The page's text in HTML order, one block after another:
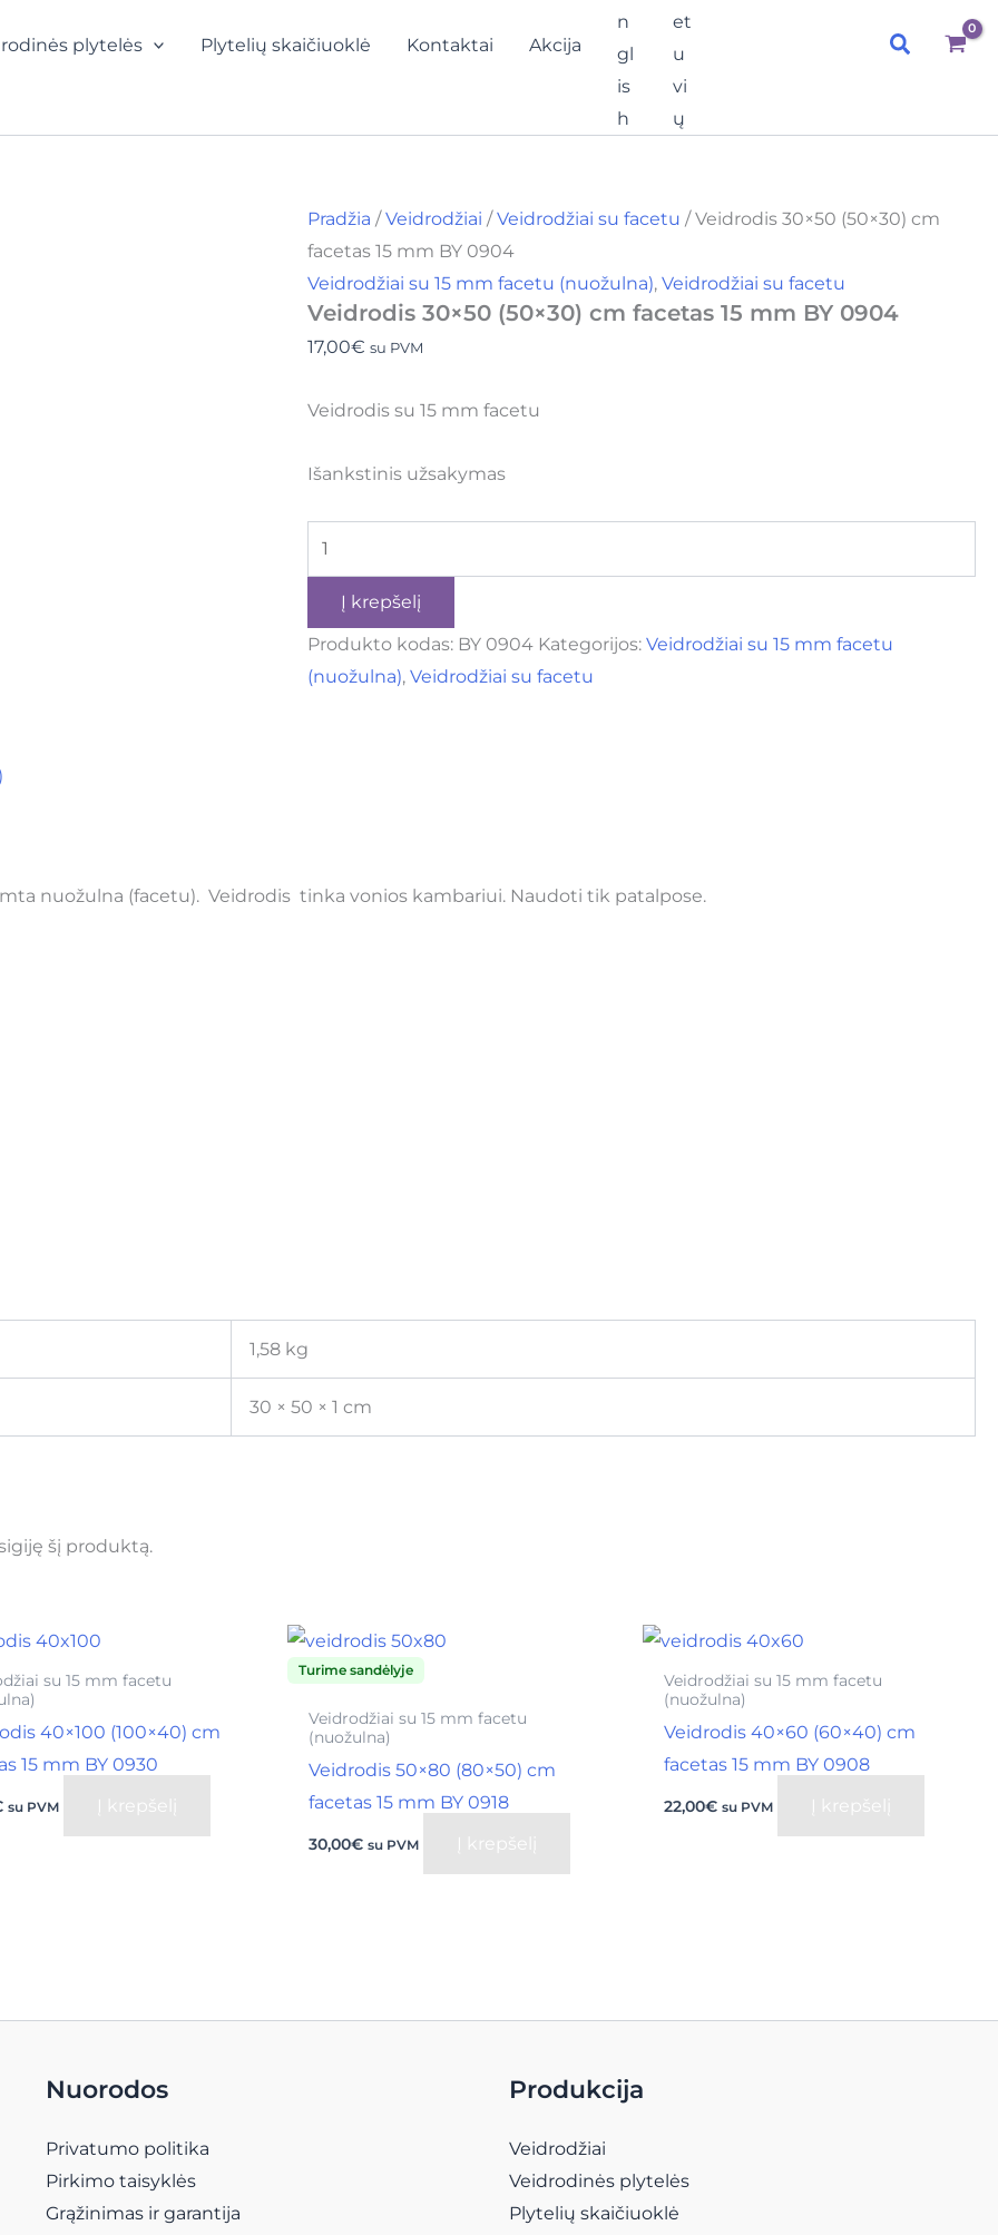
plytelės Plytelių skaičiuoklė Kontaktai Akcija Paieška
Pradžia /Veidrodžiai /Veidrodžiai su facetu / Veidrodis 30×50 (50×30) cm
facetas 15 mm BY 0904
Veidrodžiai su 15 mm facetu (nuožulna),Veidrodžiai su facetu
Veidrodis 30×50 (50×30) cm facetas 15 mm BY 0904
17,00€ su PVM
Veidrodis su 15 mm facetu
Išankstinis užsakymas
Į krepšelį
Produkto kodas: BY 0904 Kategorijos:Veidrodžiai su 15 mm facetu
(nuožulna),Veidrodžiai su facetu
nuožulna (facetu). Veidrodis tinka vonios kambariui. Naudoti tik patalpose.
1,58 kg
30 × 50 × 1 cm
šį produktą.
su 15 mm facetu
40×100 (100×40) cm
15 mm BY 0930
su PVM Į krepšelį
Turime sandėlyje
Veidrodžiai su 15 mm facetu
(nuožulna)
Veidrodis 50×80 (80×50) cm
facetas 15 mm BY 0918
30,00€ su PVM Į krepšelį
Veidrodžiai su 15 mm facetu
(nuožulna)
Veidrodis 40×60 (60×40) cm
facetas 15 mm BY 0908
22,00€ su PVM Į krepšelį
Nuorodos
Privatumo politika
Pirkimo taisyklės
Grąžinimas ir garantija
Produkcija
Veidrodžiai
Veidrodinės plytelės
Plytelių skaičiuoklė